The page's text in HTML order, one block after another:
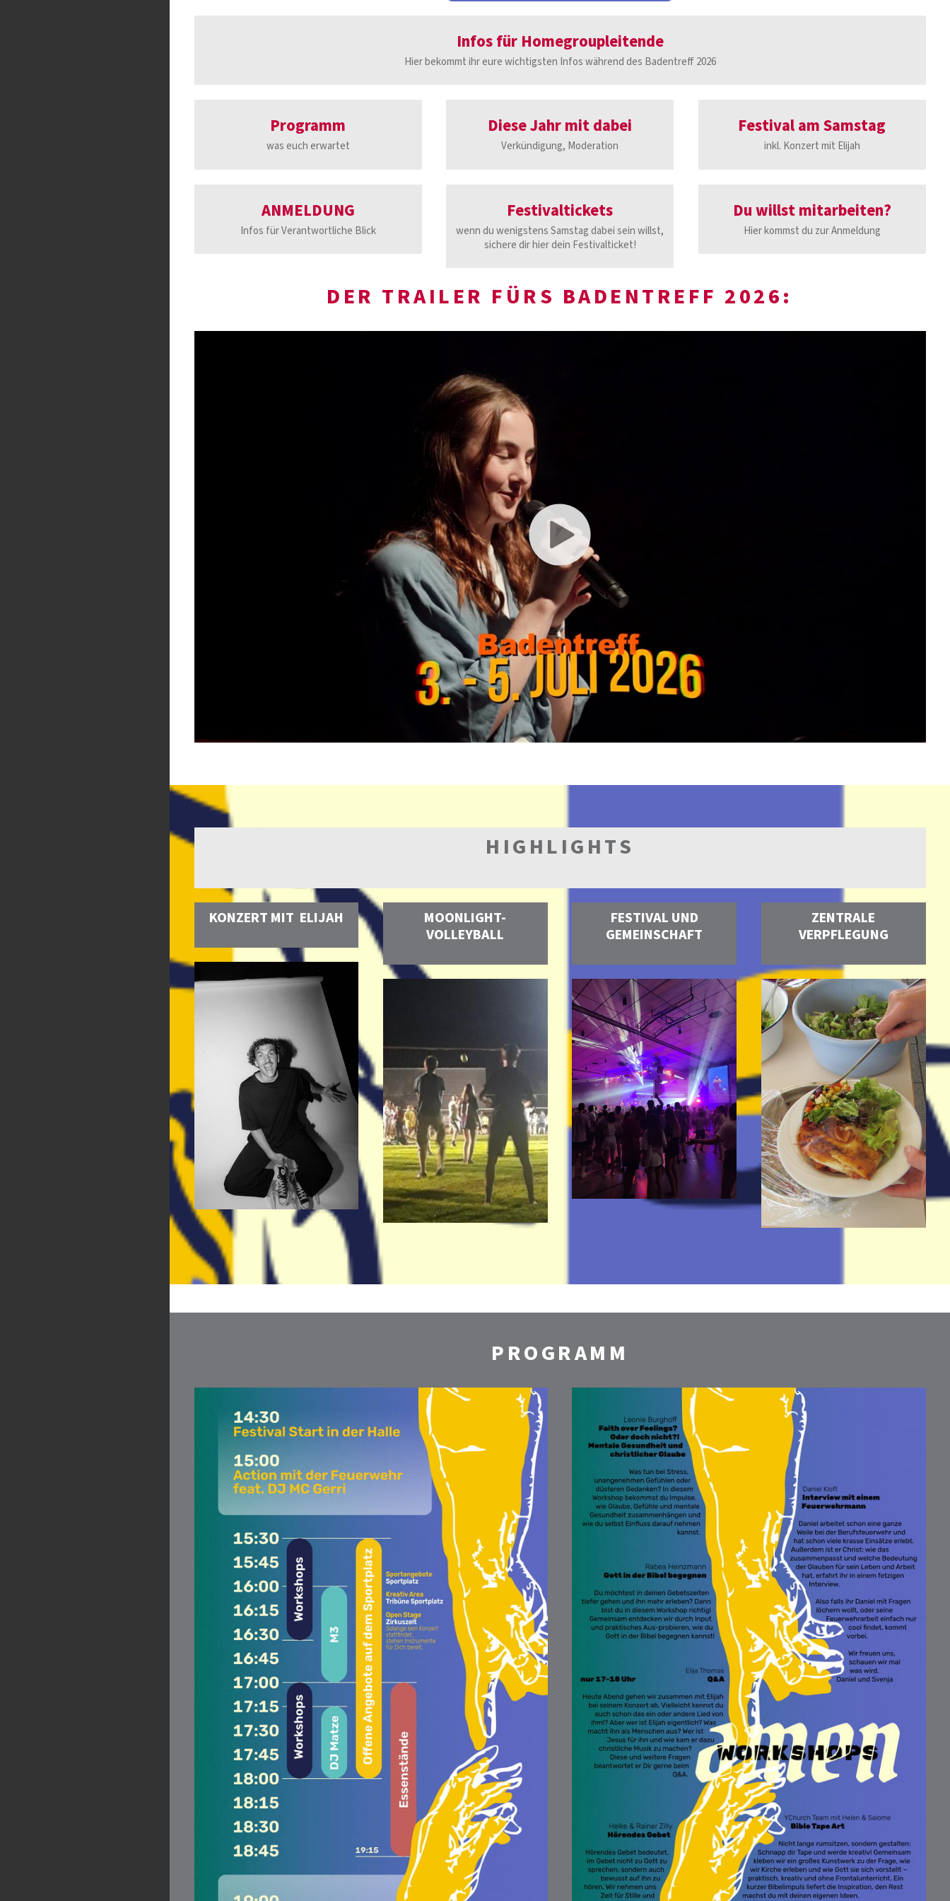
Infos für Homegroupleitende
Hier bekommt ihr eure wichtigsten Infos während des Badentreff 2026
Programm
was euch erwartet
ANMELDUNG
Infos für Verantwortliche Blick
Diese Jahr mit dabei
Verkündigung, Moderation
Festivaltickets
wenn du wenigstens Samstag dabei sein willst,
sichere dir hier dein Festivalticket!
Festival am Samstag
inkl. Konzert mit Elijah
Du willst mitarbeiten?
Hier kommst du zur Anmeldung
DER TRAILER FÜRS BADENTREFF 2026:
HIGHLIGHTS
KONZERT MIT ELIJAH
MOONLIGHT-
VOLLEYBALL
FESTIVAL UND
GEMEINSCHAFT
ZENTRALE
VERPFLEGUNG
PROGRAMM